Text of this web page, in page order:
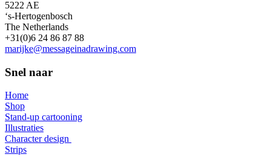
5222 AE
‘s-Hertogenbosch
The Netherlands
+31(0)6 24 86 87 88
marijke@messageinadrawing.com
Snel naar
Home
Shop
Stand-up cartooning
Illustraties
Character design
Strips